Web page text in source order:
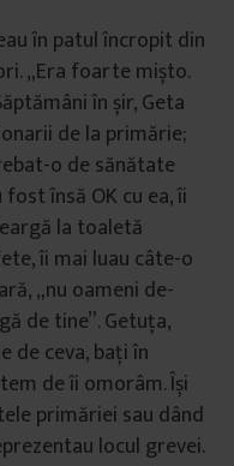
în patul încropit din
„Era foarte mișto.
în șir, Geta
de la primărie;
o de sănătate
însă OK cu ea, îi
la toaletă
îi mai luau câte-o
„nu oameni de-
de tine”. Getuța,
de ceva, bați în
de îi omorâm. Își
primăriei sau dând
locul grevei.